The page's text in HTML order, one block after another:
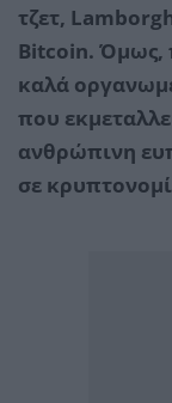
τζετ,
Bitcoin. Όμως,
καλά
που
ανθρώπινη
σε